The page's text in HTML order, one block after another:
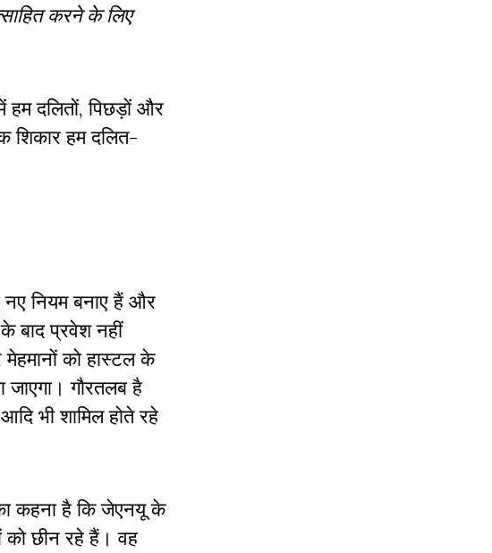
करने के लिए
हम दलितों, पिछड़ों और
शिकार हम दलित-
नियम बनाए हैं और
बाद प्रवेश नहीं
को हास्टल के
जाएगा। गौरतलब है
भी शामिल होते रहे
कहना है कि जेएनयू के
को छीन रहे हैं। वह